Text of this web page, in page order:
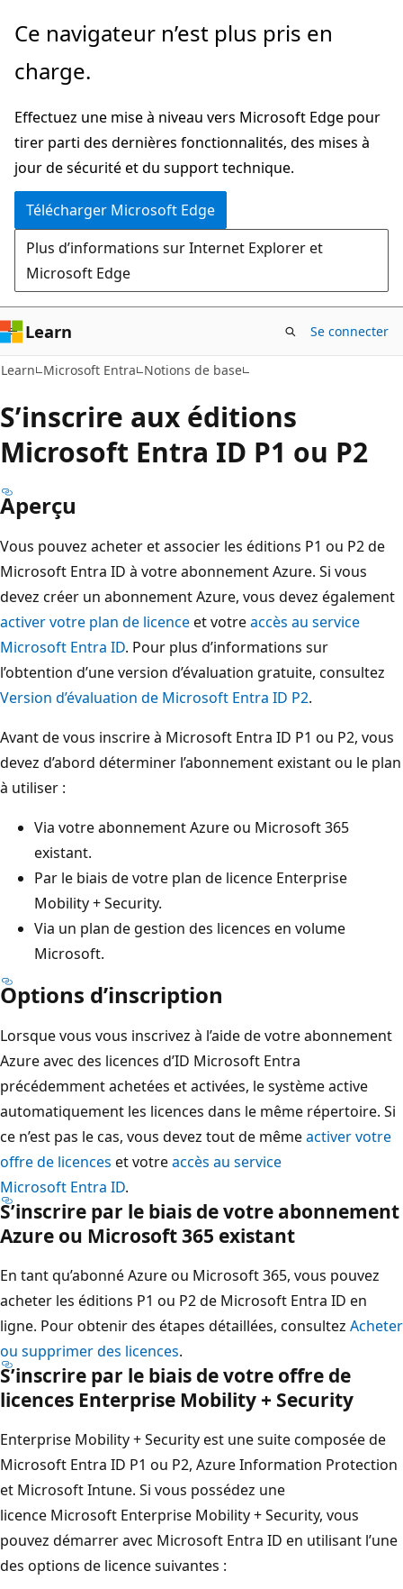
Passer
directement
au
principal
Ce navigateur n’est plus pris en
charge.
Effectuez une mise à niveau vers Microsoft Edge pour
tirer parti des dernières fonctionnalités, des mises à
jour de sécurité et du support technique.
Télécharger Microsoft Edge
Plus d’informations sur Internet Explorer et
Microsoft Edge
Learn Se connecter
Learn Microsoft Entra Notions de base
S’inscrire aux éditions
Microsoft Entra ID P1 ou P2
Aperçu
Vous pouvez acheter et associer les éditions P1 ou P2 de
Microsoft Entra ID à votre abonnement Azure. Si vous
devez créer un abonnement Azure, vous devez également
activer votre plan de licenceet votreaccès au service
Microsoft Entra ID. Pour plus d’informations sur
l’obtention d’une version d’évaluation gratuite, consultez
Version d’évaluation de Microsoft Entra ID P2.
Avant de vous inscrire à Microsoft Entra ID P1 ou P2, vous
devez d’abord déterminer l’abonnement existant ou le plan
à utiliser :
Via votre abonnement Azure ou Microsoft 365
existant.
Par le biais de votre plan de licence Enterprise
Mobility + Security.
Via un plan de gestion des licences en volume
Microsoft.
Options d’inscription
Lorsque vous vous inscrivez à l’aide de votre abonnement
Azure avec des licences d’ID Microsoft Entra
précédemment achetées et activées, le système active
automatiquement les licences dans le même répertoire. Si
ce n’est pas le cas, vous devez tout de mêmeactiver votre
offre de licences et votreaccès au service
Microsoft Entra ID.
S’inscrire par le biais de votre abonnement
Azure ou Microsoft 365 existant
En tant qu’abonné Azure ou Microsoft 365, vous pouvez
acheter les éditions P1 ou P2 de Microsoft Entra ID en
ligne. Pour obtenir des étapes détaillées, consultez Acheter
ou supprimer des licences.
S’inscrire par le biais de votre offre de
licences Enterprise Mobility + Security
Enterprise Mobility + Security est une suite composée de
Microsoft Entra ID P1 ou P2, Azure Information Protection
et Microsoft Intune. Si vous possédez une
licence Microsoft Enterprise Mobility + Security, vous
pouvez démarrer avec Microsoft Entra ID en utilisant l’une
des options de licence suivantes :